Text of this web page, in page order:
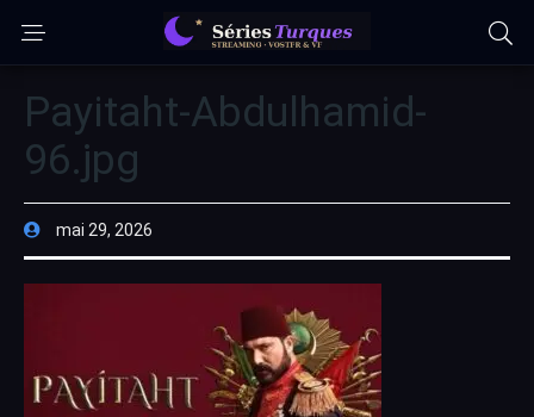
Payitaht-Abdulhamid-
96.jpg
mai 29, 2026